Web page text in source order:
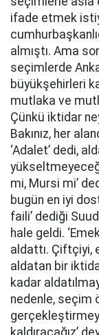
ifade etmek
almıştı. Ama
seçimlerde
büyükşehirleri
mutlaka ve
Çünkü iktidar
Bakınız, her
‘Adalet’ dedi,
mi, Mursi mi’
bugün en iyi
faili’ dediği
hale geldi.
aldattı. Çiftçiyi,
aldatan bir
kadar
nedenle, seçim
kaldıracağız’